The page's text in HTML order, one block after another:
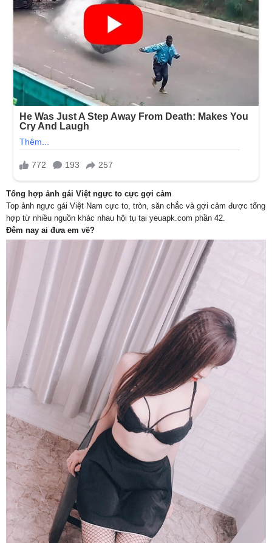
Tổng hợp ảnh gái Việt ngực to cực gợi cảm
Top ảnh ngực gái Việt Nam cực to, tròn, săn chắc và gợi cảm được tổng
hợp từ nhiều nguồn khác nhau hội tụ tại yeuapk.com phần 42.
Đêm nay ai đưa em về?